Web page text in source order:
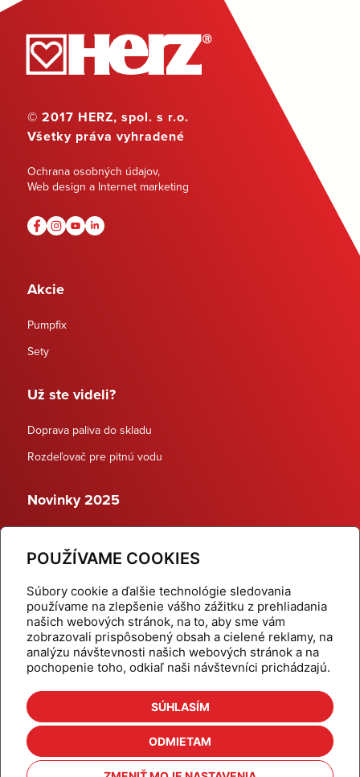
POUŽÍVAME COOKIES
Súbory cookie a ďalšie technológie sledovania
používame na zlepšenie vášho zážitku z prehliadania
našich webových stránok, na to, aby sme vám
zobrazovali prispôsobený obsah a cielené reklamy, na
analýzu návštevnosti našich webových stránok a na
pochopenie toho, odkiaľ naši návštevníci prichádzajú.
SÚHLASÍM
ODMIETAM
© 2017 HERZ, spol. s r.o.
Všetky práva vyhradené
Ochrana osobných údajov,
Web design a Internet marketing
Akcie
Pumpfix
Sety
Už ste videli?
Doprava paliva do skladu
Rozdeľovač pre pitnú vodu
Novinky 2025
Dynamické termostatické ventily
Domov
Produkty
Aktuality
Odber šikovné tipy
Kalkulačky
Cenníky
Na stiahnutie
Referencie
Kontakt